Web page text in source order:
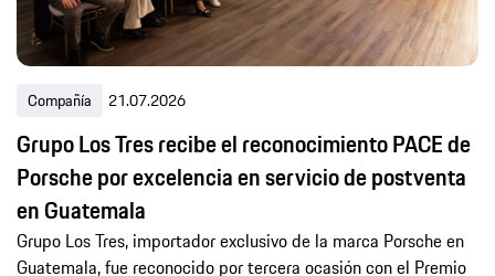
Compañía 21.07.2026
Grupo Los Tres recibe el reconocimiento PACE de
Porsche por excelencia en servicio de postventa
en Guatemala
Grupo Los Tres, importador exclusivo de la marca Porsche en
Guatemala, fue reconocido por tercera ocasión con el Premio